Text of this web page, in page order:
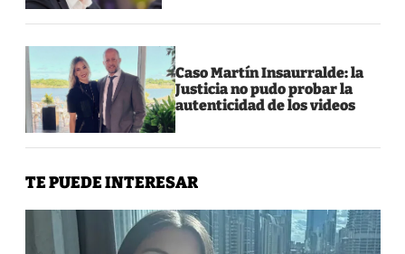
Caso Martín Insaurralde: la
Justicia no pudo probar la
autenticidad de los videos
TE PUEDE INTERESAR